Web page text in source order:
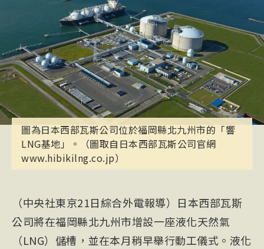
圖為日本西部瓦斯公司位於福岡縣北九州市的「響
LNG基地」。（圖取自日本西部瓦斯公司官網
www.hibikilng.co.jp）
（中央社東京21日綜合外電報導）日本西部瓦斯
公司將在福岡縣北九州市增設一座液化天然氣
（LNG）儲槽，並在本月稍早舉行動工儀式。液化